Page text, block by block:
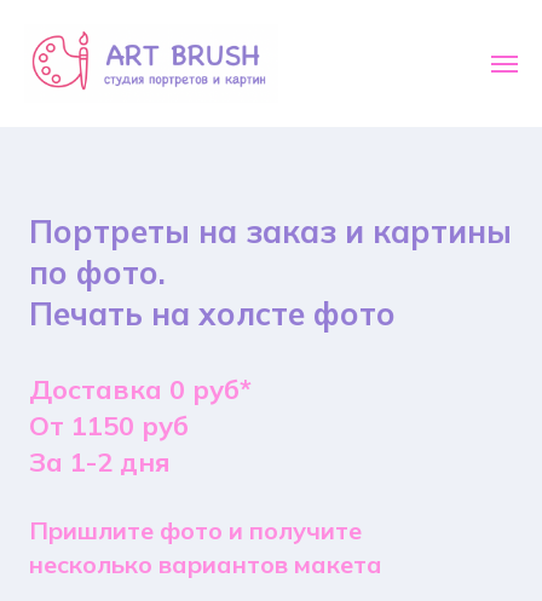
Портреты на заказ и картины
по фото.
Печать на холсте фото
Доставка 0 руб*
От 1150 руб
За 1-2 дня
Пришлите фото и получите
несколько вариантов макета